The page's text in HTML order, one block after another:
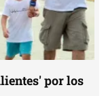
por los